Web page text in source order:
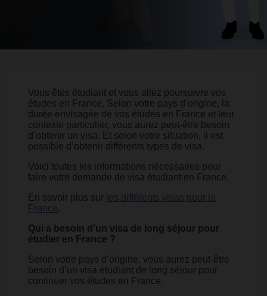
Vous êtes étudiant et vous allez poursuivre vos
études en France. Selon votre pays d’origine, la
durée envisagée de vos études en France et leur
contexte particulier, vous aurez peut-être besoin
d’obtenir un visa. Et selon votre situation, il est
possible d’obtenir différents types de visa.
Voici toutes les informations nécessaires pour
faire votre demande de visa étudiant en France.
En savoir plus sur les différents visas pour la
France.
Qui a besoin d’un visa de long séjour pour
étudier en France ?
Selon votre pays d’origine, vous aurez peut-être
besoin d’un visa étudiant de long séjour pour
continuer vos études en France.